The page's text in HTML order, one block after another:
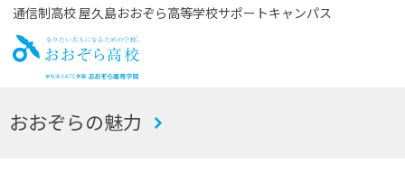
通信制高校 屋久島おおぞら高等学校サポートキャンパス
お
おおぞらの魅力